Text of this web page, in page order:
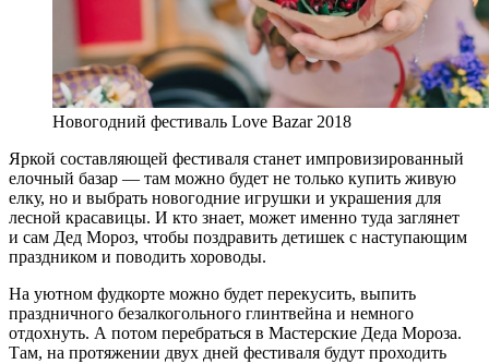
Новогодний фестиваль Love Bazar 2018
Яркой составляющей фестиваля станет импровизированный
елочный базар — там можно будет не только купить живую
елку, но и выбрать новогодние игрушки и украшения для
лесной красавицы. И кто знает, может именно туда заглянет
и сам Дед Мороз, чтобы поздравить детишек с наступающим
праздником и поводить хороводы.
На уютном фудкорте можно будет перекусить, выпить
праздничного безалкогольного глинтвейна и немного
отдохнуть. А потом перебраться в Мастерские Деда Мороза.
Там, на протяжении двух дней фестиваля будут проходить